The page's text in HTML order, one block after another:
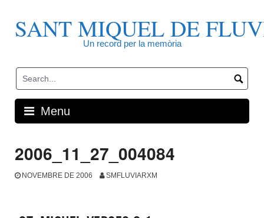
contentSANT MIQUEL DE
Un record per la memòria
Menu
2006_11_27_004084
NOVEMBRE DE 2006 SMFLUVIARXM